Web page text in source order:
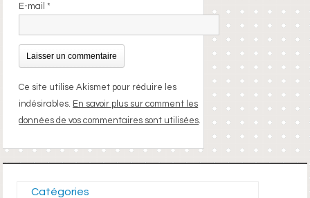
E-mail*
Ce site utilise Akismet pour réduire les
indésirables. En savoir plus sur comment les
données de vos commentaires sont utilisées
Catégories